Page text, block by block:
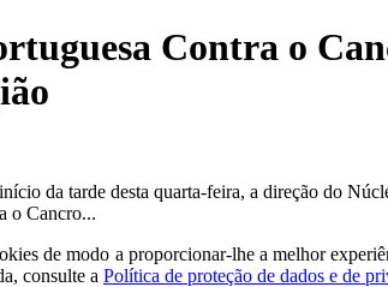
Contra o
da tarde desta quarta-feira, a direção do
o Cancro...
de modo a proporcionar-lhe a melhor
consulte a Política de proteção de dados e de